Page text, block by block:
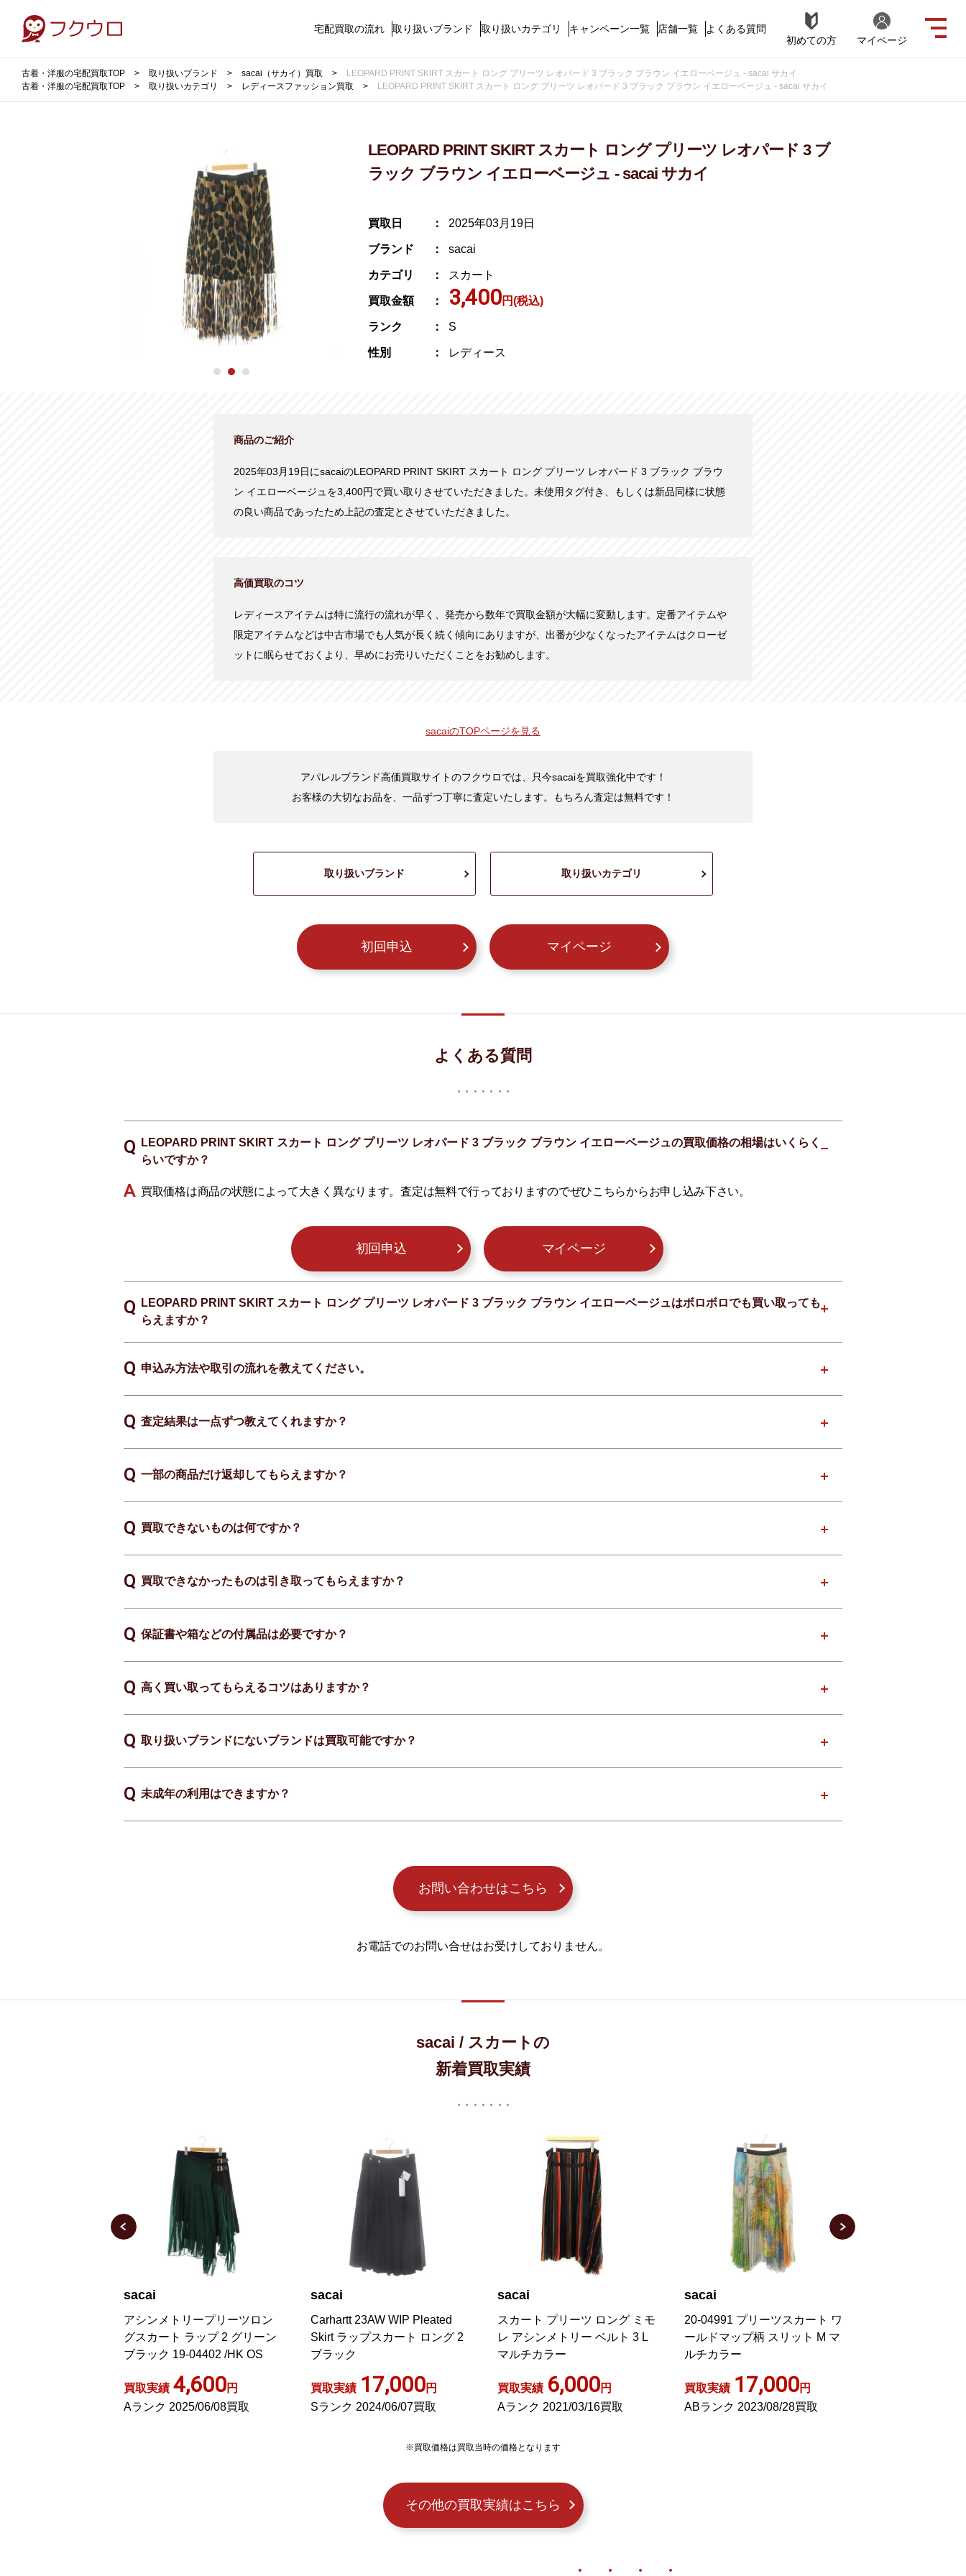
宅配買取の流れ 取り扱いブランド 取り扱いカテゴリ キャンペーン一覧 店舗一覧
よくある質問
初めての方
マイページ
古着・洋服の宅配買取TOP 取り扱いブランド sacai（サカイ）買取
LEOPARD PRINT SKIRT スカート ロング プリーツ レオパード 3 ブラック ブラウン イエローベージュ - sacai サカイ
古着・洋服の宅配買取TOP
取り扱いカテゴリ レディースファッション買取 LEOPARD PRINT SKIRT スカート ロング プリーツ レオパード 3 ブラック ブラウン イエローベージュ - sacai サカイ
LEOPARD PRINT SKIRT スカート ロング プリーツ レオパード 3 ブ
ラック ブラウン イエローベージュ - sacai サカイ
買取日 2025年03月19日
ブランド sacai
カテゴリ スカート
買取金額 3,400円(税込)
ランク S
性別 レディース
商品のご紹介
2025年03月19日にsacaiのLEOPARD PRINT SKIRT スカート ロング プリーツ レオパード 3 ブラック ブラウ
ン イエローベージュを3,400円で買い取りさせていただきました。未使用タグ付き、もしくは新品同様に状態
の良い商品であったため上記の査定とさせていただきました。
高価買取のコツ
レディースアイテムは特に流行の流れが早く、発売から数年で買取金額が大幅に変動します。定番アイテムや
限定アイテムなどは中古市場でも人気が長く続く傾向にありますが、出番が少なくなったアイテムはクローゼ
ットに眠らせておくより、早めにお売りいただくことをお勧めします。
sacaiのTOPページを見る
アパレルブランド高価買取サイトのフクウロでは、只今sacaiを買取強化中です！
お客様の大切なお品を、一品ずつ丁寧に査定いたします。もちろん査定は無料です！
取り扱いブランド 取り扱いカテゴリ
初回申込 マイページ
よくある質問
LEOPARD PRINT SKIRT スカート ロング プリーツ レオパード 3 ブラック ブラウン イエローベージュの買取価格の相場はいくらく
らいですか？
買取価格は商品の状態によって大きく異なります。査定は無料で行っておりますのでぜひこちらからお申し込み下さい。
初回申込 マイページ
LEOPARD PRINT SKIRT スカート ロング プリーツ レオパード 3 ブラック ブラウン イエローベージュはボロボロでも買い取っても
らえますか？
申込み方法や取引の流れを教えてください。
査定結果は一点ずつ教えてくれますか？
一部の商品だけ返却してもらえますか？
買取できないものは何ですか？
買取できなかったものは引き取ってもらえますか？
保証書や箱などの付属品は必要ですか？
高く買い取ってもらえるコツはありますか？
取り扱いブランドにないブランドは買取可能ですか？
未成年の利用はできますか？
お問い合わせはこちら
お電話でのお問い合せはお受けしておりません。
sacai / スカートの
新着買取実績
sacai
アシンメトリープリーツロン
グスカート ラップ 2 グリーン
ブラック 19-04402 /HK OS
買取実績 4,600円
Aランク 2025/06/08買取
sacai
Carhartt 23AW WIP Pleated
Skirt ラップスカート ロング 2
ブラック
買取実績 17,000円
Sランク 2024/06/07買取
sacai
スカート プリーツ ロング ミモ
レ アシンメトリー ベルト 3 L
マルチカラー
買取実績 6,000円
Aランク 2021/03/16買取
sacai
20-04991 プリーツスカート ワ
ールドマップ柄 スリット M マ
ルチカラー
買取実績 17,000円
ABランク 2023/08/28買取
※買取価格は買取当時の価格となります
その他の買取実績はこちら